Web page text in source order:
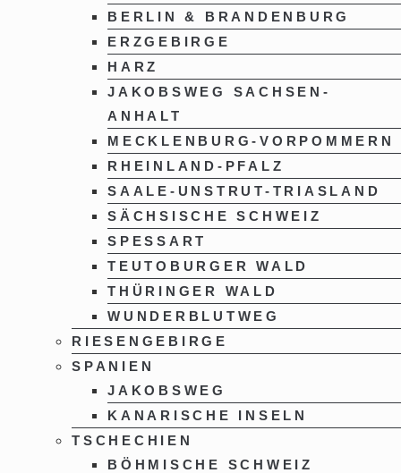
BERLIN & BRANDENBURG
ERZGEBIRGE
HARZ
JAKOBSWEG SACHSEN-
ANHALT
MECKLENBURG-VORPOMMERN
RHEINLAND-PFALZ
SAALE-UNSTRUT-TRIASLAND
SÄCHSISCHE SCHWEIZ
SPESSART
TEUTOBURGER WALD
THÜRINGER WALD
WUNDERBLUTWEG
RIESENGEBIRGE
SPANIEN
JAKOBSWEG
KANARISCHE INSELN
TSCHECHIEN
BÖHMISCHE SCHWEIZ